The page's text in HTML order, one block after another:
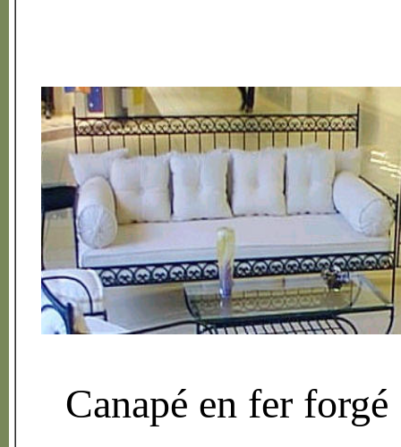
Canapé en fer forgé